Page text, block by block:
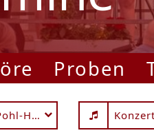
Proben
Haus Konzert